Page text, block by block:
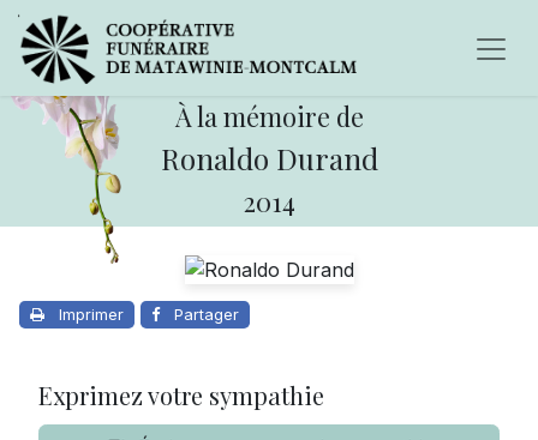
À la mémoire de
Ronaldo Durand
2014
Imprimer Partager
Exprimez votre sympathie